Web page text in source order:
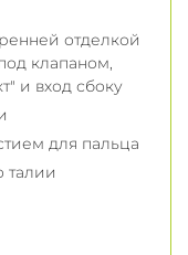
отделкой
клапаном,
и вход сбоку
для пальца
талии